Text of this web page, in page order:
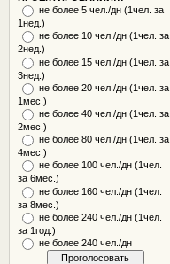
не более 5 чел./дн (1чел. за
1нед.)
не более 10 чел./дн (1чел. за
2нед.)
не более 15 чел./дн (1чел. за
3нед.)
не более 20 чел./дн (1чел. за
1мес.)
не более 40 чел./дн (1чел. за
2мес.)
не более 80 чел./дн (1чел. за
4мес.)
не более 100 чел./дн (1чел.
за 6мес.)
не более 160 чел./дн (1чел.
за 8мес.)
не более 240 чел./дн (1чел.
за 1год.)
не более 240 чел./дн